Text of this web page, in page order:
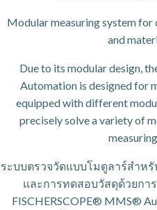
Modular measuring system for
and
Due to its modular design,
Automation is designed for
equipped with different
precisely solve a variety of
ระบบตรวจวัดแบบโมดูลาร์สำห
และการทดสอบวัสดุด้วยกา
FISCHERSCOPE® MMS®